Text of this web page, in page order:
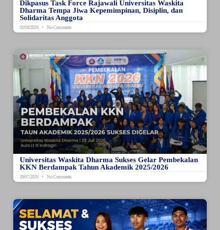
Dikpasus Task Force Rajawali Universitas Waskita
Dharma Tempa Jiwa Kepemimpinan, Disiplin, dan
Solidaritas Anggota
02/08/2026 No Comments
Universitas Waskita Dharma Sukses Gelar Pembekalan
KKN Berdampak Tahun Akademik 2025/2026
29/07/2026 No Comments